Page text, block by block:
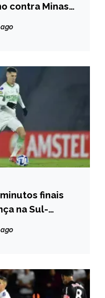
contra Minas
finais
na Sul-